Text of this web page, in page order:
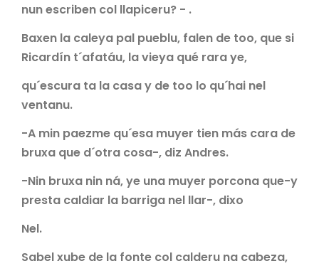
nun escriben col llapiceru? - .
Baxen la caleya pal pueblu, falen de too, que si
Ricardín t´afatáu, la vieya qué rara ye,
qu´escura ta la casa y de too lo qu´hai nel
ventanu.
-A min paezme qu´esa muyer tien más cara de
bruxa que d´otra cosa-, diz Andres.
-Nin bruxa nin ná, ye una muyer porcona que-y
presta caldiar la barriga nel llar-, dixo
Nel.
Sabel xube de la fonte col calderu na cabeza,